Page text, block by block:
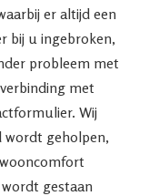
er altijd een
bij u ingebroken,
probleem met
met
Wij
wordt geholpen,
gestaan